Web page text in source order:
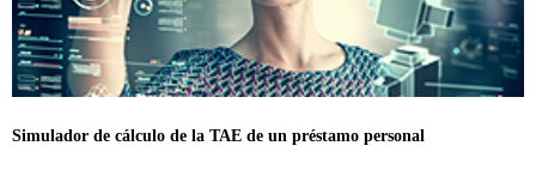
Simulador de cálculo de la TAE de un préstamo personal